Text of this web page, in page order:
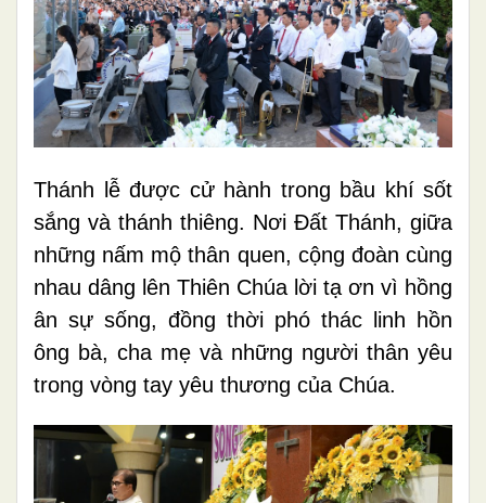
Thánh lễ được cử hành trong bầu khí sốt
sắng và thánh thiêng. Nơi Đất Thánh, giữa
những nấm mộ thân quen, cộng đoàn cùng
nhau dâng lên Thiên Chúa lời tạ ơn vì hồng
ân sự sống, đồng thời phó thác linh hồn
ông bà, cha mẹ và những người thân yêu
trong vòng tay yêu thương của Chúa.